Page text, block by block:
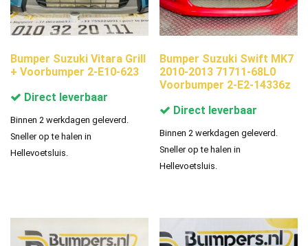
Bumper Suzuki Vitara Grill
+ Voorbumper 2-E10-623
Direct leverbaar
Binnen 2 werkdagen geleverd.
Sneller op te halen in
Hellevoetsluis.
Bumper Suzuki Swift MK7
2010-2013 71711-68L0
Voorbumper 2-E2-14336z
Direct leverbaar
Binnen 2 werkdagen geleverd.
Sneller op te halen in
Hellevoetsluis.